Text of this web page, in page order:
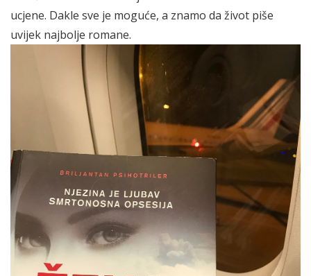
ucjene. Dakle sve je moguće, a znamo da život piše
uvijek najbolje romane.